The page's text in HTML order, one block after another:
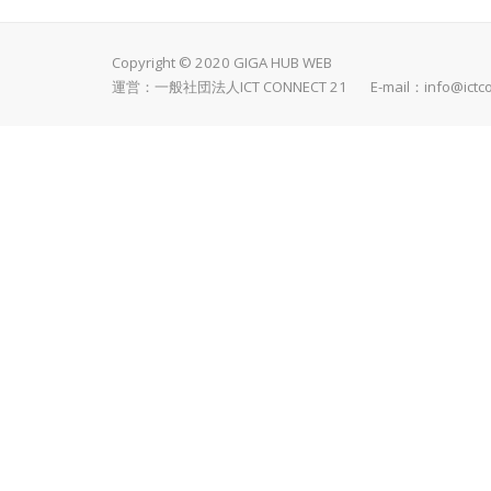
Copyright © 2020 GIGA HUB WEB
運営：一般社団法人ICT CONNECT 21 E-mail：